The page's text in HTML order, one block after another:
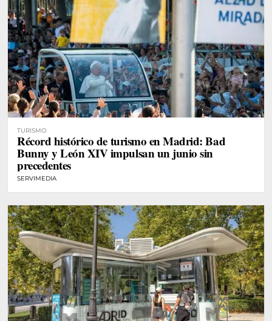
TURISMO
Récord histórico de turismo en Madrid: Bad
Bunny y León XIV impulsan un junio sin
precedentes
SERVIMEDIA